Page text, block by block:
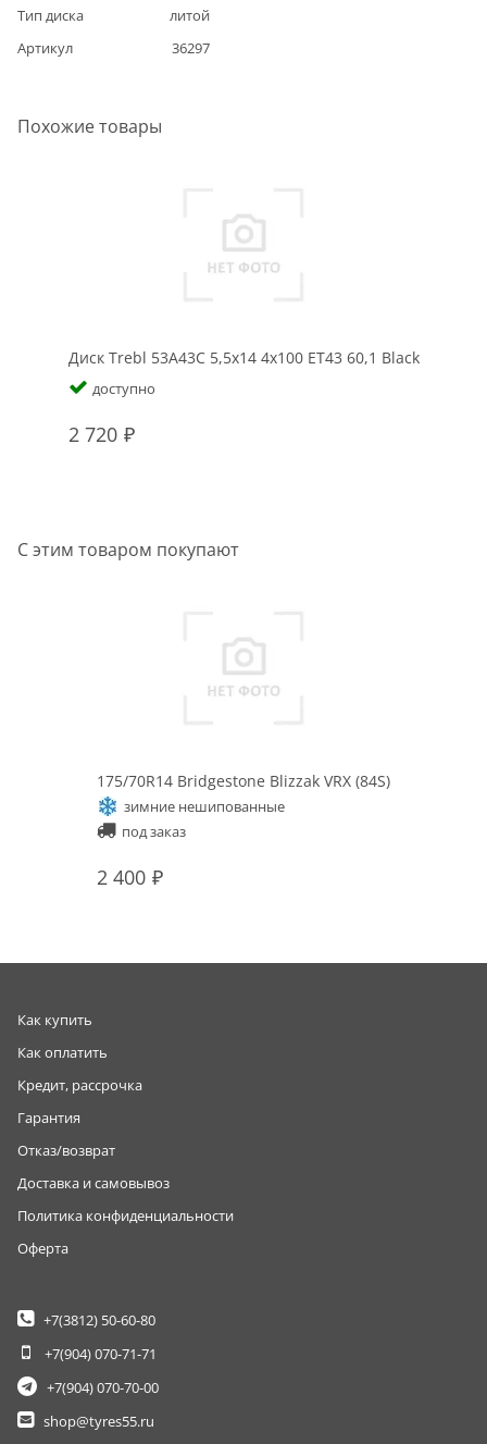
Тип диска
литой
Артикул
36297
Похожие товары
Диск Trebl 53A43C 5,5x14 4x100 ET43 60,1 Black
доступно
2 720
С этим товаром покупают
175/70R14 Bridgestone Blizzak VRX (84S)
зимние нешипованные
под заказ
2 400
Как купить
Как оплатить
Кредит, рассрочка
Гарантия
Отказ/возврат
Доставка и самовывоз
Политика конфиденциальности
Оферта
+7(3812) 50-60-80
+7(904)070-71-71
+7(904)070-70-00
shop@tyres55.ru